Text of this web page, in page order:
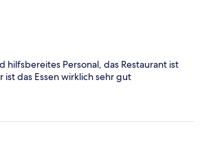
hilfsbereites Personal, das Restaurant ist
das Essen wirklich sehr gut